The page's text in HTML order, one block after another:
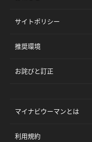
サイトポリシー
推奨環境
お詫びと訂正
マイナビウーマンとは
利用規約